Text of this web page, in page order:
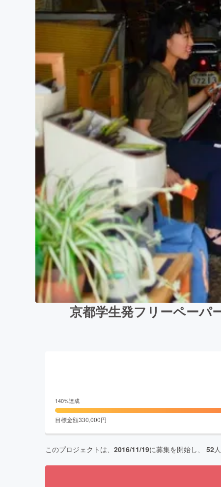
京都学生発フリーペーパ
140%達成
目標金額330,000円
このプロジェクトは、 2016/11/19に募集を開始し、 52